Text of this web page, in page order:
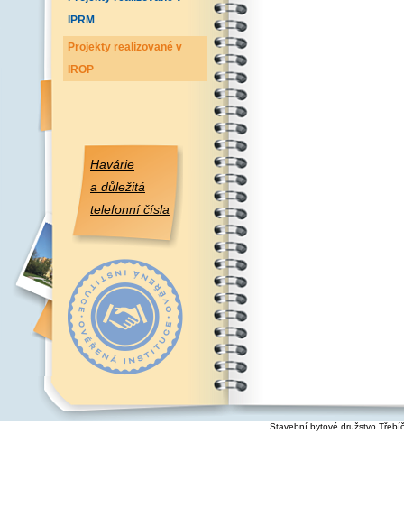
IPRM
Projekty realizované v
IROP
Havárie
a důležitá
telefonní čísla
Stavební bytové družstvo